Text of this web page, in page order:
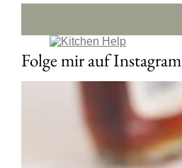
Folge mir auf Instagram